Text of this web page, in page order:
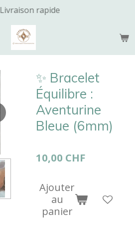
Livraison rapide
​✨ Bracelet
Équilibre :
Aventurine
Bleue (6mm)
10,00 CHF
Ajouter
au
panier